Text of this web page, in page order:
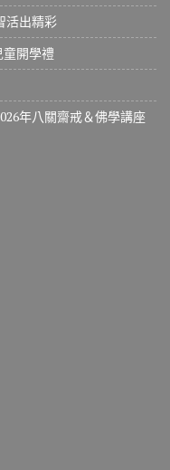
活出精彩
童開學禮
年八關齋戒＆佛學講座